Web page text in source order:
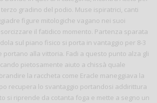
gradino del podio. Muse ispiratrici, canti
figure mitologiche vagano nei suoi
il fatidico momento. Partenza sparata
sul piano fisico si porta in vantaggio per 8-3
portano alla vittoria. Fadi a questo punto alza gli
pietosamente aiuto a chissà quale
la raccheta come Eracle maneggiava la
recupera lo svantaggio portandosi addirittura
si riprende da cotanta foga e mette a segno un